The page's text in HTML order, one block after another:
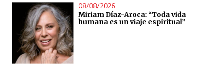
08/08/2026
Miriam Díaz-Aroca: “Toda vida
humana es un viaje espiritual”